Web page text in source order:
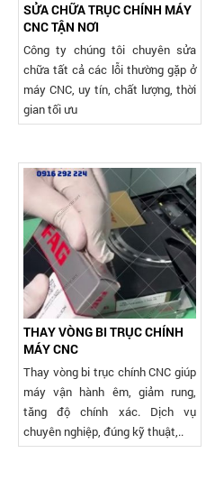
SỬA CHỮA TRỤC CHÍNH MÁY
CNC TẬN NƠI
Công ty chúng tôi chuyên sửa
chữa tất cả các lỗi thường gặp ở
máy CNC, uy tín, chất lượng, thời
gian tối ưu
THAY VÒNG BI TRỤC CHÍNH
MÁY CNC
Thay vòng bi trục chính CNC giúp
máy vận hành êm, giảm rung,
tăng độ chính xác. Dịch vụ
chuyên nghiệp, đúng kỹ thuật,..